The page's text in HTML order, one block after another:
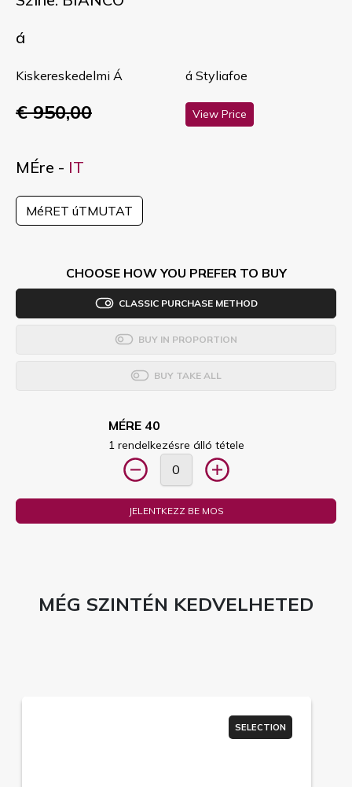
á
Kiskereskedelmi Á
€ 950,00
á Styliafoe
View Price
MÉre - IT
MéRET úTMUTAT
CHOOSE HOW YOU PREFER TO BUY
CLASSIC PURCHASE METHOD
BUY IN PROPORTION
BUY TAKE ALL
MÉRE 40
1 rendelkezésre álló tétele
JELENTKEZZ BE MOS
MÉG SZINTÉN KEDVELHETED
SELECTION